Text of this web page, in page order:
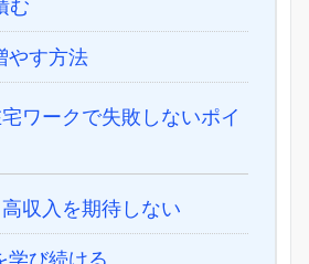
む
やす方法
ワークで失敗しないポイ
収入を期待しない
学び続ける